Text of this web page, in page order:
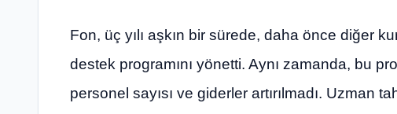
Fon, üç yılı aşkın bir sürede, daha önce diğer
destek programını yönetti. Aynı zamanda, bu
personel sayısı ve giderler artırılmadı. Uzman